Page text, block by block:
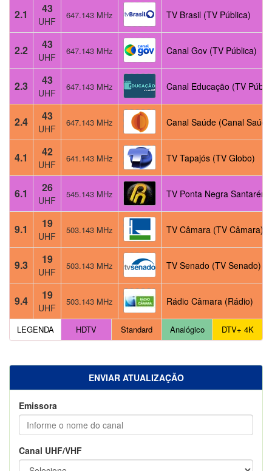
2.1 43
UHF
647.143 MHz TV Brasil (TV Pública)
2.2 43
UHF
647.143 MHz Canal Gov (TV Pública)
2.3 43
UHF
647.143 MHz Canal Educação (TV
2.4 43
UHF
647.143 MHz Canal Saúde (Canal
4.1 42
UHF
641.143 MHz TV Tapajós (TV Globo)
6.1 26
UHF
545.143 MHz TV Ponta Negra Santarém
9.1 19
UHF
503.143 MHz TV Câmara (TV Câmara)
9.3 19
UHF
503.143 MHz TV Senado (TV Senado)
9.4 19
UHF
503.143 MHz Rádio Câmara (Rádio)
LEGENDA HDTV Standard Analógico DTV+ 4K
ENVIAR ATUALIZAÇÃO
Emissora
Canal UHF/VHF